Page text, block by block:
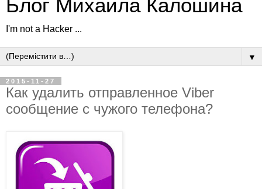
Блог Михайла Калошина
I'm not a Hacker ...
▼
2015-11-27
Как удалить отправленное Viber
сообщение с чужого телефона?